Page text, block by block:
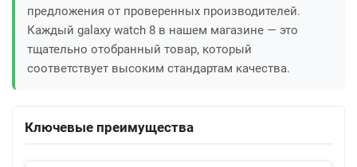
предложения от проверенных производителей.
Каждый galaxy watch 8 в нашем магазине — это
тщательно отобранный товар, который
соответствует высоким стандартам качества.
Ключевые преимущества